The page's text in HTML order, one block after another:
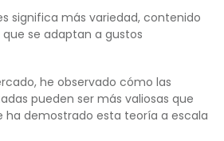
significa más variedad, contenido
se adaptan a gustos
he observado cómo las
pueden ser más valiosas que
ha demostrado esta teoría a escala